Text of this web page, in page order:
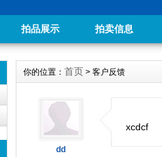
拍品展示 拍卖信息
你的位置： 首页 > 客户反馈
dd
xcdcf